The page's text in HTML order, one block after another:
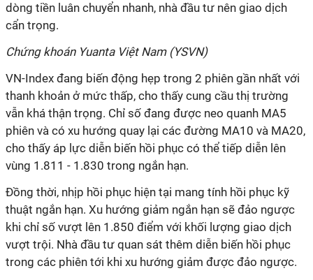
dòng tiền luân chuyển nhanh, nhà đầu tư nên giao dịch
cẩn trọng.
Chứng khoán Yuanta Việt Nam (YSVN)
VN-Index đang biến động hẹp trong 2 phiên gần nhất với
thanh khoản ở mức thấp, cho thấy cung cầu thị trường
vẫn khá thận trọng. Chỉ số đang được neo quanh MA5
phiên và có xu hướng quay lại các đường MA10 và MA20,
cho thấy áp lực diễn biến hồi phục có thể tiếp diễn lên
vùng 1.811 - 1.830 trong ngắn hạn.
Đồng thời, nhịp hồi phục hiện tại mang tính hồi phục kỹ
thuật ngắn hạn. Xu hướng giảm ngắn hạn sẽ đảo ngược
khi chỉ số vượt lên 1.850 điểm với khối lượng giao dịch
vượt trội. Nhà đầu tư quan sát thêm diễn biến hồi phục
trong các phiên tới khi xu hướng giảm được đảo ngược.